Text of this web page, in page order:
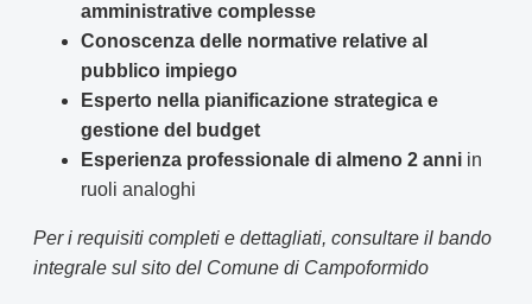
amministrative complesse
Conoscenza delle normative relative al
pubblico impiego
Esperto nella pianificazione strategica e
gestione del budget
Esperienza professionale di almeno 2 anni in
ruoli analoghi
Per i requisiti completi e dettagliati, consultare il bando
integrale sul sito del Comune di Campoformido